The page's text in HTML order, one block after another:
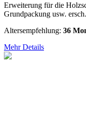
Erweiterung für die
Grundpackung usw.
Altersempfehlung: 36
Mehr Details